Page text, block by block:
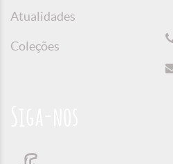
Atualidades
Coleções